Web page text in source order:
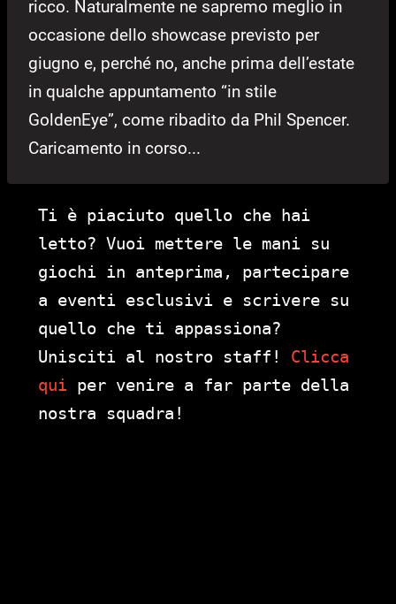
ricco. Naturalmente ne sapremo meglio in
occasione dello showcase previsto per
giugno e, perché no, anche prima dell’estate
in qualche appuntamento “in stile
GoldenEye”, come ribadito da Phil Spencer.
Caricamento in corso...
Ti è piaciuto quello che hai
letto? Vuoi mettere le mani su
giochi in anteprima, partecipare
a eventi esclusivi e scrivere su
quello che ti appassiona?
Unisciti al nostro staff! Clicca
qui per venire a far parte della
nostra squadra!